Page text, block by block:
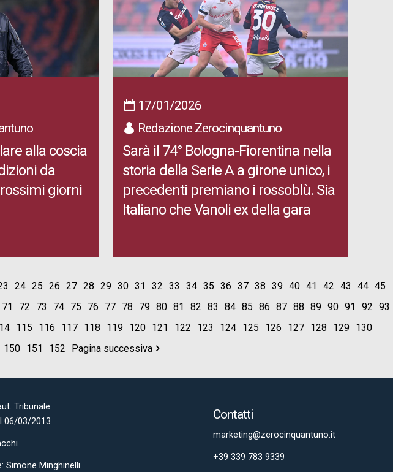
alla coscia
da
giorni
17/01/2026
Redazione Zerocinquantuno
Sarà il 74° Bologna-Fiorentina nella
storia della Serie A a girone unico, i
precedenti premiano i rossoblù. Sia
Italiano che Vanoli ex della gara
24 25 26 27 28 29 30 31 32 33 34 35 36 37 38 39 40 41 42 43 44 45
71 72 73 74 75 76 77 78 79 80 81 82 83 84 85 86 87 88 89 90 91 92 93
115 116 117 118 119 120 121 122 123 124 125 126 127 128 129 130
150 151 152 Pagina successiva
Tribunale
06/03/2013
Simone Minghinelli
Contatti
marketing@zerocinquantuno.it
+39 339 783 9339